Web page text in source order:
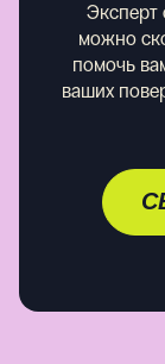
Эксперт
можно
помочь
ваших